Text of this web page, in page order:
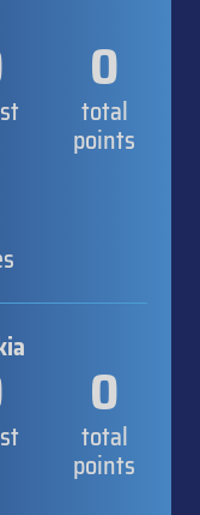
0
total
points
0
total
points